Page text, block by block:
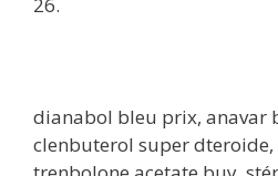
dianabol bleu prix, anavar
clenbuterol super dteroide,